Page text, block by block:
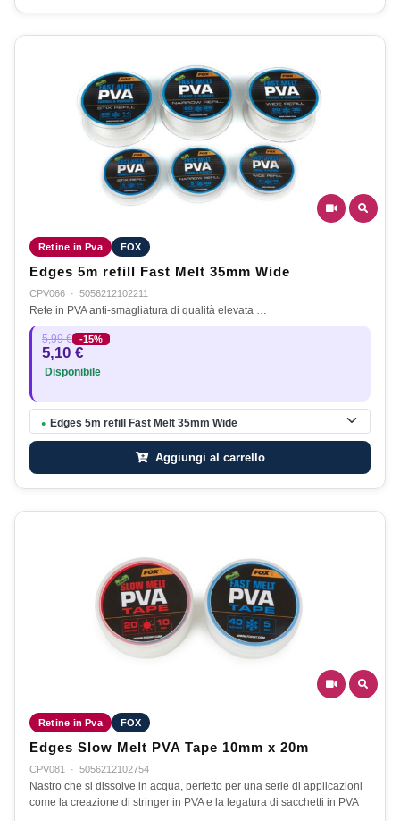
Retine in Pva FOX
Edges 5m refill Fast Melt 35mm Wide
CPV066 · 5056212102211
Rete in PVA anti-smagliatura di qualità elevata …
5,99 € -15%
5,10 €
Disponibile
● Edges 5m refill Fast Melt 35mm Wide
Aggiungi al carrello
Retine in Pva FOX
Edges Slow Melt PVA Tape 10mm x 20m
CPV081 · 5056212102754
Nastro che si dissolve in acqua, perfetto per una serie di applicazioni
come la creazione di stringer in PVA e la legatura di sacchetti in PVA
…